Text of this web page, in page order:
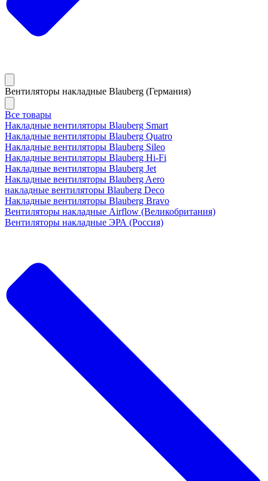
Вентиляторы накладные Blauberg (Германия)
Все товары
Накладные вентиляторы Blauberg Smart
Накладные вентиляторы Blauberg Quatro
Накладные вентиляторы Blauberg Sileo
Накладные вентиляторы Blauberg Hi-Fi
Накладные вентиляторы Blauberg Jet
Накладные вентиляторы Blauberg Aero
накладные вентиляторы Blauberg Deco
Накладные вентиляторы Blauberg Bravo
Вентиляторы накладные Airflow (Великобритания)
Вентиляторы накладные ЭРА (Россия)